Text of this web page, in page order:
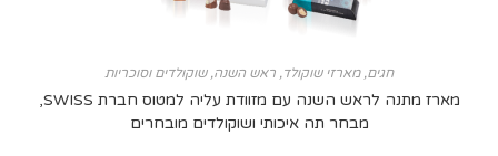
מארזי שוקולד,ראש השנה,שוקולדים וסוכריות
מארז מתנה לראש השנה עם מזוודת עליה למטוס חברת SWISS,
מבחר תה איכותי ושוקולדים מובחרים